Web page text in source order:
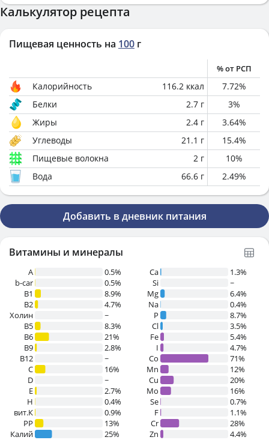
Калькулятор рецепта
Пищевая ценность на 100 г
% от РСП
Калорийность 116.2 ккал 7.72%
Белки
2.7 г 3%
Жиры
2.4 г 3.64%
Углеводы
21.1 г 15.4%
Пищевые волокна
2 г 10%
Вода
66.6 г 2.49%
Добавить в дневник питания
Витамины и минералы
A
0.5%
b-car
0.5%
В1
8.9%
B2
4.7%
Холин
~
B5
8.3%
B6
21%
B9
2.8%
B12
~
C
16%
D
~
E
2.7%
H
0.4%
вит.К
0.9%
PP
13%
Калий
25%
Ca
1.3%
Si
~
Mg
6.4%
Na
0.4%
P
8.7%
Cl
3.5%
Fe
5.4%
I
4.7%
Co
71%
Mn
12%
Cu
20%
Mo
16%
Se
0.7%
F
1.1%
Cr
28%
Zn
4.4%